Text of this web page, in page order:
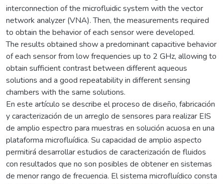
interconnection of the microfluidic system with the vector
network analyzer (VNA). Then, the measurements required
to obtain the behavior of each sensor were developed.
The results obtained show a predominant capacitive behavior
of each sensor from low frequencies up to 2 GHz, allowing to
obtain sufficient contrast between different aqueous
solutions and a good repeatability in different sensing
chambers with the same solutions.
En este artículo se describe el proceso de diseño, fabricación
y caracterización de un arreglo de sensores para realizar EIS
de amplio espectro para muestras en solución acuosa en una
plataforma microfluídica. Su capacidad de amplio aspecto
permitirá desarrollar estudios de caracterización de fluidos
con resultados que no son posibles de obtener en sistemas
de menor rango de frecuencia. El sistema microfluídico consta